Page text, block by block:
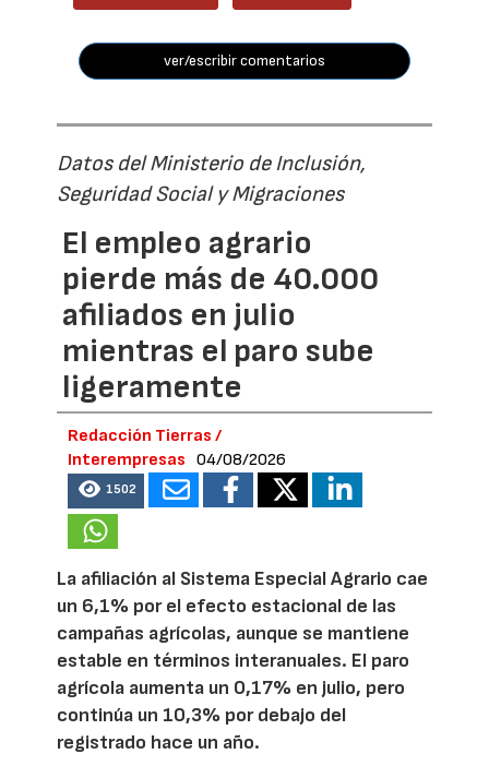
ver/escribir comentarios
Datos del Ministerio de Inclusión,
Seguridad Social y Migraciones
El empleo agrario
pierde más de 40.000
afiliados en julio
mientras el paro sube
ligeramente
Redacción Tierras /
Interempresas
04/08/2026
1502
La afiliación al Sistema Especial Agrario cae
un 6,1% por el efecto estacional de las
campañas agrícolas, aunque se mantiene
estable en términos interanuales. El paro
agrícola aumenta un 0,17% en julio, pero
continúa un 10,3% por debajo del
registrado hace un año.